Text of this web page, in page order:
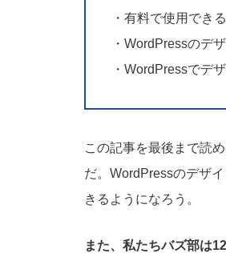
・有料で使用でき
・WordPressのデ
・WordPressでデ
この記事を最後まで読
だ。WordPressのデザ
きるようになろう。
また、私たちバズ部は